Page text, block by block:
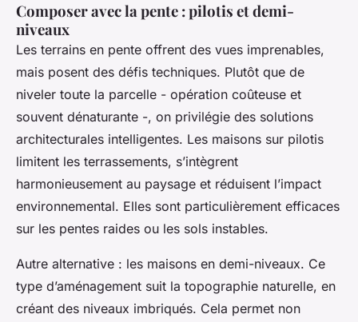
Composer avec la pente : pilotis et demi-
niveaux
Les terrains en pente offrent des vues imprenables,
mais posent des défis techniques. Plutôt que de
niveler toute la parcelle - opération coûteuse et
souvent dénaturante -, on privilégie des solutions
architecturales intelligentes. Les maisons sur pilotis
limitent les terrassements, s’intègrent
harmonieusement au paysage et réduisent l’impact
environnemental. Elles sont particulièrement efficaces
sur les pentes raides ou les sols instables.
Autre alternative : les maisons en demi-niveaux. Ce
type d’aménagement suit la topographie naturelle, en
créant des niveaux imbriqués. Cela permet non